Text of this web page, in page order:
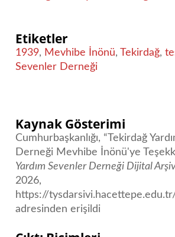
Etiketler
1939, Mevhibe İnönü,Tekirdağ,
Sevenler Derneği
Kaynak Gösterimi
Cumhurbaşkanlığı, “Tekirdağ
Derneği Mevhibe İnönü'ye
Yardım Sevenler Derneği Dijital
2026,
https://
adresinden erişildi